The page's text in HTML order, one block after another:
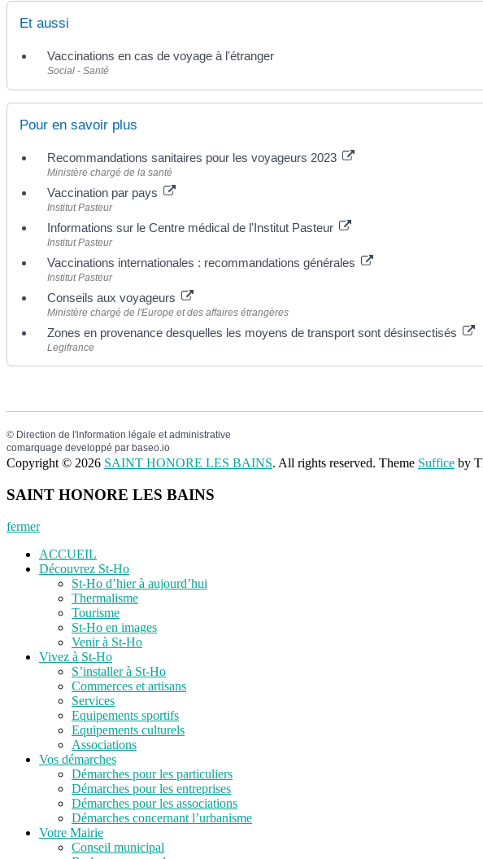
Et aussi
Vaccinations en cas de voyage à l'étranger
Social - Santé
Pour en savoir plus
Recommandations sanitaires pour les voyageurs 2023
Ministère chargé de la santé
Vaccination par pays
Institut Pasteur
Informations sur le Centre médical de l'Institut Pasteur
Institut Pasteur
Vaccinations internationales : recommandations générales
Institut Pasteur
Conseils aux voyageurs
Ministère chargé de l'Europe et des affaires étrangères
Zones en provenance desquelles les moyens de transport sont désinsectisés
Legifrance
© Direction de l'information légale et administrative
comarquage developpé par baseo.io
Copyright © 2026 SAINT HONORE LES BAINS. All rights reserved. Theme Suffice by
SAINT HONORE LES BAINS
fermer
ACCUEIL
Découvrez St-Ho
St-Ho d’hier à aujourd’hui
Thermalisme
Tourisme
St-Ho en images
Venir à St-Ho
Vivez à St-Ho
S’installer à St-Ho
Commerces et artisans
Services
Equipements sportifs
Equipements culturels
Associations
Vos démarches
Démarches pour les particuliers
Démarches pour les entreprises
Démarches pour les associations
Démarches concernant l’urbanisme
Votre Mairie
Conseil municipal